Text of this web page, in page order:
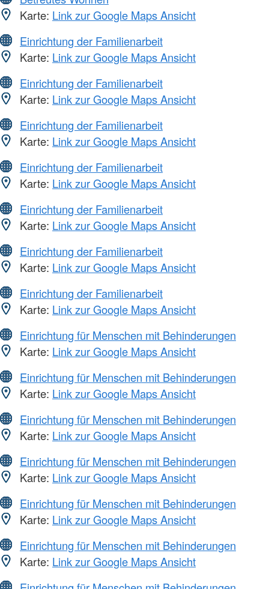
Karte: Link zur Google Maps Ansicht
Einrichtung der Familienarbeit
Karte: Link zur Google Maps Ansicht
Einrichtung der Familienarbeit
Karte: Link zur Google Maps Ansicht
Einrichtung der Familienarbeit
Karte: Link zur Google Maps Ansicht
Einrichtung der Familienarbeit
Karte: Link zur Google Maps Ansicht
Einrichtung der Familienarbeit
Karte: Link zur Google Maps Ansicht
Einrichtung der Familienarbeit
Karte: Link zur Google Maps Ansicht
Einrichtung der Familienarbeit
Karte: Link zur Google Maps Ansicht
Einrichtung für Menschen mit Behinderungen
Karte: Link zur Google Maps Ansicht
Einrichtung für Menschen mit Behinderungen
Karte: Link zur Google Maps Ansicht
Einrichtung für Menschen mit Behinderungen
Karte: Link zur Google Maps Ansicht
Einrichtung für Menschen mit Behinderungen
Karte: Link zur Google Maps Ansicht
Einrichtung für Menschen mit Behinderungen
Karte: Link zur Google Maps Ansicht
Einrichtung für Menschen mit Behinderungen
Karte: Link zur Google Maps Ansicht